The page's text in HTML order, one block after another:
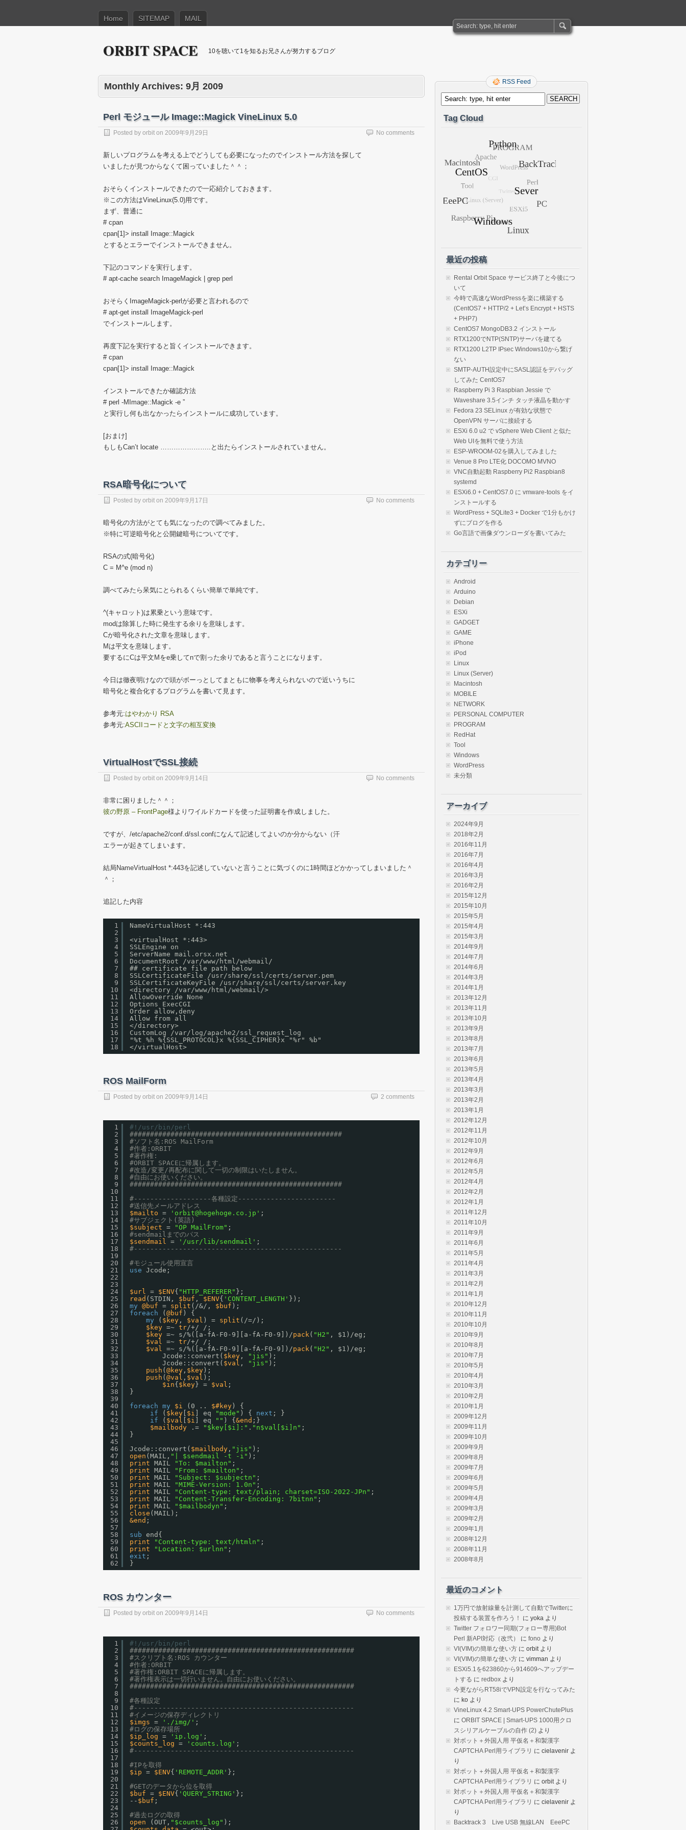
Home SITEMAP MAIL
ORBIT SPACE 10を聴いて1を知るお兄さんが努力するブログ
Monthly Archives: 9月 2009
Perl モジュール Image::Magick VineLinux 5.0
Posted by orbit on 2009年9月29日 No comments
新しいプログラムを考える上でどうしても必要になったのでインストール方法を探して
いましたが見つからなくて困っていました＾＾；
おそらくインストールできたので一応紹介しておきます。
※この方法はVineLinux(5.0)用です。
まず、普通に
# cpan
cpan[1]> install Image::Magick
とするとエラーでインストールできません。
下記のコマンドを実行します。
# apt-cache search ImageMagick | grep perl
おそらくImageMagick-perlが必要と言われるので
# apt-get install ImageMagick-perl
でインストールします。
再度下記を実行すると旨くインストールできます。
# cpan
cpan[1]> install Image::Magick
インストールできたか確認方法
# perl -MImage::Magick -e ”
と実行し何も出なかったらインストールに成功しています。
[おまけ]
もしもCan’t locate …………………..と出たらインストールされていません。
RSA暗号化について
Posted by orbit on 2009年9月17日 No comments
暗号化の方法がとても気になったので調べてみました。
※特に可逆暗号化と公開鍵暗号についてです。
RSAの式(暗号化)
C = M^e (mod n)
調べてみたら呆気にとられるくらい簡単で単純です。
^(キャロット)は累乗という意味です。
modは除算した時に発生する余りを意味します。
Cが暗号化された文章を意味します。
Mは平文を意味します。
要するにCは平文Mをe乗してnで割った余りであると言うことになります。
今日は徹夜明けなので頭がボーっとしてまともに物事を考えられないので近いうちに
暗号化と複合化するプログラムを書いて見ます。
参考元:はやわかり RSA
参考元:ASCIIコードと文字の相互変換
VirtualHostでSSL接続
Posted by orbit on 2009年9月14日 No comments
非常に困りました＾＾；
彼の野原 – FrontPage様よりワイルドカードを使った証明書を作成しました。
ですが、/etc/apache2/conf.d/ssl.confになんて記述してよいのか分からない（汗
エラーが起きてしまいます。
結局NameVirtualHost *:443を記述していないと言うことに気づくのに1時間ほどかかってしまいました＾
＾；
追記した内容
1
2
3
4
5
6
7
8
9
10
11
12
13
14
15
16
17
18
NameVirtualHost *:443
<virtualHost *:443>
SSLEngine on
ServerName mail.orsx.net
DocumentRoot /var/www/html/webmail/
## certificate file path below
SSLCertificateFile /usr/share/ssl/certs/server.pem
SSLCertificateKeyFile /usr/share/ssl/certs/server.key
<directory /var/www/html/webmail/>
AllowOverride None
Options ExecCGI
Order allow,deny
Allow from all
</directory>
CustomLog /var/log/apache2/ssl_request_log
"%t %h %{SSL_PROTOCOL}x %{SSL_CIPHER}x "%r" %b"
</virtualHost>
ROS MailForm
Posted by orbit on 2009年9月14日 2 comments
1
2
3
4
5
6
7
8
9
10
11
12
13
14
15
16
17
18
19
20
21
22
23
24
25
26
27
28
29
30
31
32
33
34
35
36
37
38
39
40
41
42
43
44
45
46
47
48
49
50
51
52
53
54
55
56
57
58
59
60
61
62
#!/usr/bin/perl
####################################################
#ソフト名:ROS MailForm
#作者:ORBIT
#著作権:
#ORBIT SPACEに帰属します。
#改造/変更/再配布に関して一切の制限はいたしません。
#自由にお使いください。
####################################################
#-------------------各種設定------------------------
#送信先メールアドレス
$mailto = 'orbit@hogehoge.co.jp' ;
#サブジェクト(英語)
$subject = "OP MailFrom" ;
#sendmailまでのパス
$sendmail
= '/usr/lib/sendmail' ;
#---------------------------------------------------
#モジュール使用宣言
use Jcode;
$url = $ENV{ "HTTP_REFERER" };
read (STDIN, $buf , $ENV{ 'CONTENT_LENGTH' });
my @buf = split (/&/, $buf );
foreach
(@buf ) {
my
( $key , $val ) = split (/=/);
$key =~ tr/+/ /;
$key =~ s/%([a-fA-F0-9][a-fA-F0-9])/pack ( "H2" , $1)/eg;
$val
=~ tr/+/ /;
$val
=~ s/%([a-fA-F0-9][a-fA-F0-9])/pack ( "H2" , $1)/eg;
Jcode::convert( $key , "jis" );
Jcode::convert( $val , "jis" );
push (@key , $key);
push (@val , $val );
$in{$key} = $val ;
}
foreach my $i (0 .. $#key) {
if
( $key [ $i ] eq "mode" ) { next ; }
if
( $val [ $i ] eq "" ) {&end ;}
$mailbody
.= "$key[$i]:" . "n$val[$i]n" ;
}
Jcode::convert( $mailbody , "jis" );
open (MAIL, "| $sendmail -t -i" );
print MAIL "To: $mailton" ;
print MAIL "From: $mailton" ;
print MAIL "Subject: $subjectn" ;
print MAIL "MIME-Version: 1.0n" ;
print MAIL "Content-type: text/plain; charset=ISO-2022-JPn" ;
print MAIL "Content-Transfer-Encoding: 7bitnn" ;
print MAIL "$mailbodyn" ;
close (MAIL);
&end ;
sub end{
print
"Content-type: text/htmln" ;
print
"Location: $urlnn" ;
exit ;
}
ROS カウンター
Posted by orbit on 2009年9月14日 No comments
1
2
3
4
5
6
7
8
9
10
11
12
13
14
15
16
17
18
19
20
21
22
23
24
25
26
#!/usr/bin/perl
#######################################################
#スクリプト名:ROS カウンター
#作者:ORBIT
#著作権:ORBIT SPACEに帰属します。
#著作権表示は一切行いません。自由にお使いください。
#######################################################
#各種設定
#------------------------------------------------------
#イメージの保存ディレクトリ
$imgs = './img/' ;
#ログの保存場所
$ip_log = 'ip.log' ;
$counts_log = 'counts.log' ;
#------------------------------------------------------
#IPを取得
$ip = $ENV{ 'REMOTE_ADDR' };
#GETのデータから位を取得
$buf = $ENV{ 'QUERY_STRING' };
-- $buf ;
#過去ログの取得
open
(OUT, "$counts_log" );
RSS Feed
Tag Cloud
最近の投稿
Rental Orbit Space サービス終了と今後につ
いて
今時で高速なWordPressを楽に構築する
(CentOS7 + HTTP/2 + Let’s Encrypt + HSTS
+ PHP7)
CentOS7 MongoDB3.2 インストール
RTX1200でNTP(SNTP)サーバを建てる
RTX1200 L2TP IPsec Windows10から繋げ
ない
SMTP-AUTH設定中にSASL認証をデバッグ
してみた CentOS7
Raspberry Pi 3 Raspbian Jessie で
Waveshare 3.5インチ タッチ液晶を動かす
Fedora 23 SELinux が有効な状態で
OpenVPN サーバに接続する
ESXi 6.0 u2 で vSphere Web Client と似た
Web UIを無料で使う方法
ESP-WROOM-02を購入してみました
Venue 8 Pro LTE化 DOCOMO MVNO
VNC自動起動 Raspberry Pi2 Raspbian8
systemd
ESXi6.0 + CentOS7.0 に vmware-tools をイ
ンストールする
WordPress + SQLite3 + Docker で1分もかけ
ずにブログを作る
Go言語で画像ダウンローダを書いてみた
カテゴリー
Android
Arduino
Debian
ESXi
GADGET
GAME
iPhone
iPod
Linux
Linux (Server)
Macintosh
MOBILE
NETWORK
PERSONAL COMPUTER
PROGRAM
RedHat
Tool
Windows
WordPress
未分類
アーカイブ
2024年9月
2018年2月
2016年11月
2016年7月
2016年4月
2016年3月
2016年2月
2015年12月
2015年10月
2015年5月
2015年4月
2015年3月
2014年9月
2014年7月
2014年6月
2014年3月
2014年1月
2013年12月
2013年11月
2013年10月
2013年9月
2013年8月
2013年7月
2013年6月
2013年5月
2013年4月
2013年3月
2013年2月
2013年1月
2012年12月
2012年11月
2012年10月
2012年9月
2012年6月
2012年5月
2012年4月
2012年2月
2012年1月
2011年12月
2011年10月
2011年9月
2011年6月
2011年5月
2011年4月
2011年3月
2011年2月
2011年1月
2010年12月
2010年11月
2010年10月
2010年9月
2010年8月
2010年7月
2010年5月
2010年4月
2010年3月
2010年2月
2010年1月
2009年12月
2009年11月
2009年10月
2009年9月
2009年8月
2009年7月
2009年6月
2009年5月
2009年4月
2009年3月
2009年2月
2009年1月
2008年12月
2008年11月
2008年8月
最近のコメント
1万円で放射線量を計測して自動でTwitterに
投稿する装置を作ろう！
に yoka より
Twitter フォロワー同期(フォロー専用)Bot
Perl 新API対応（改弐）
に fono より
VI(VIM)の簡単な使い方 に orbitより
VI(VIM)の簡単な使い方 に vimman より
ESXi5.1を623860から914609へアップデー
トする に redbox より
今更ながらRT58iでVPN設定を行なってみた
に ko より
VineLinux 4.2 Smart-UPS PowerChutePlus
に ORBIT SPACE | Smart-UPS 1000用クロ
スシリアルケーブルの自作 (2) より
対ボット＋外国人用 平仮名＋和製漢字
CAPTCHA Perl用ライブラリ に cielavenir よ
り
対ボット＋外国人用 平仮名＋和製漢字
CAPTCHA Perl用ライブラリ に orbitより
対ボット＋外国人用 平仮名＋和製漢字
CAPTCHA Perl用ライブラリ に cielavenir よ
り
Backtrack 3 Live USB 無線LAN EeePC